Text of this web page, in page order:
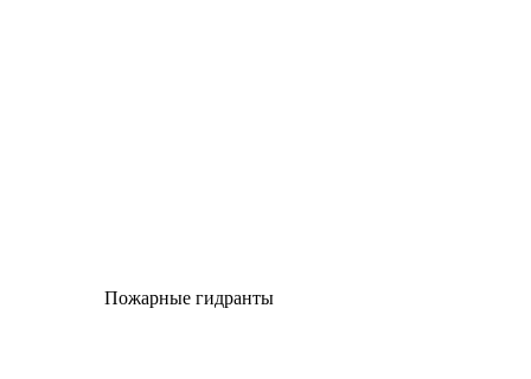
Пожарные гидранты